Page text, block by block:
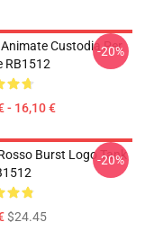
Custodia Per
RB1512
- 16,10 €
-20%
Burst Logo Tank
$24.45
-20%